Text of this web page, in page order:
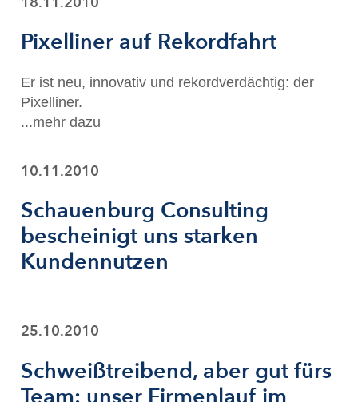
Pixelliner auf Rekordfahrt
Er ist neu, innovativ und rekordverdächtig: der
Pixelliner.
...mehr dazu
10.11.2010
Schauenburg Consulting
bescheinigt uns starken
Kundennutzen
25.10.2010
Schweißtreibend, aber gut fürs